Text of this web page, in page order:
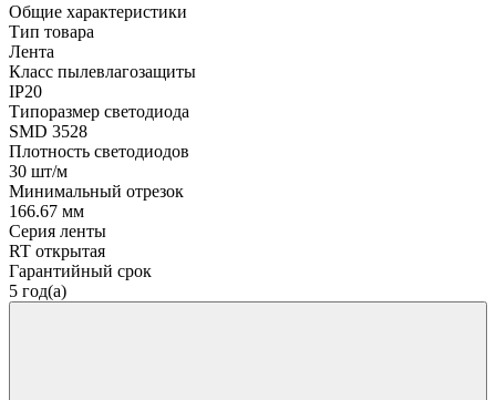
Общие характеристики
Тип товара
Лента
Класс пылевлагозащиты
IP20
Типоразмер светодиода
SMD 3528
Плотность светодиодов
30 шт/м
Минимальный отрезок
166.67 мм
Серия ленты
RT открытая
Гарантийный срок
5 год(а)